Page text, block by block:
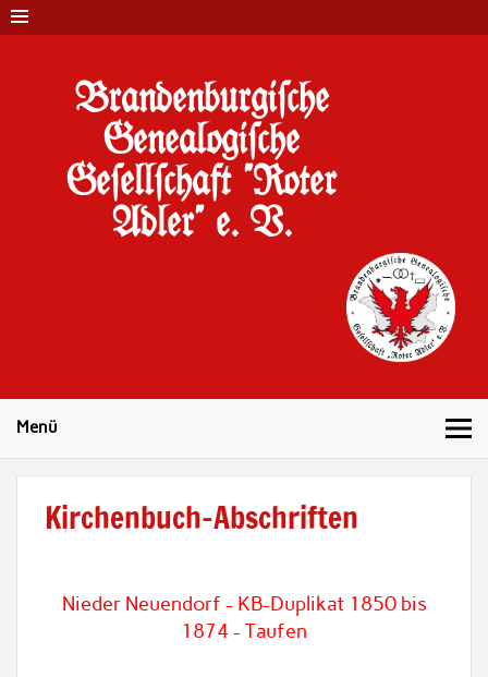
Brandenburgi#che
Genealogi#che
Ge#ell#chaft "Roter
Adler" e. V.
Menü
Kirchenbuch-Abschriften
Nieder Neuendorf - KB-Duplikat 1850 bis
1874 - Taufen